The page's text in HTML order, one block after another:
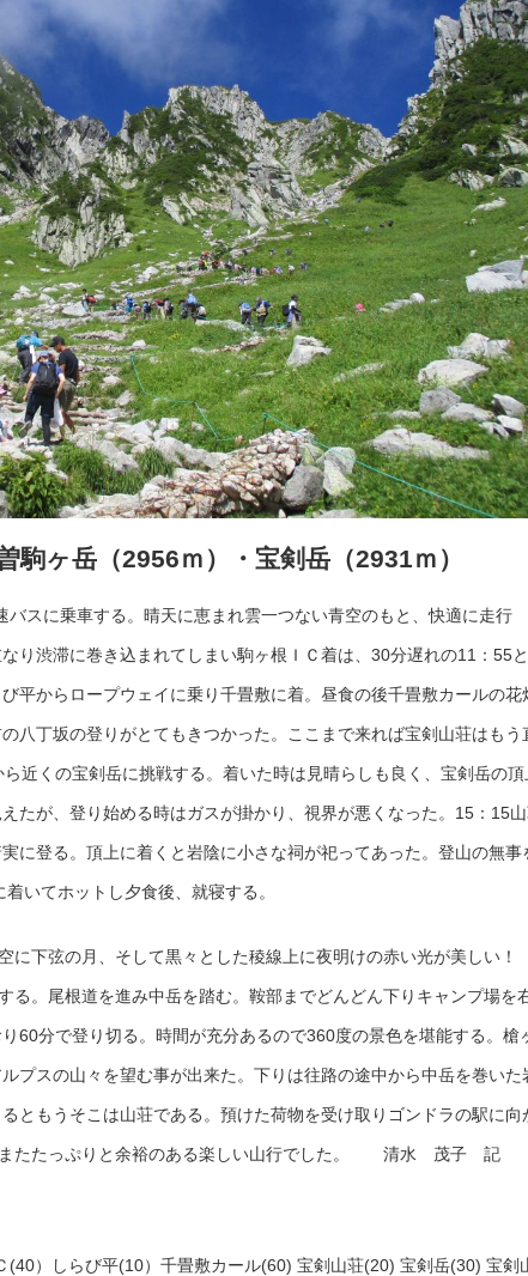
ヶ岳（2956ｍ）・宝剣岳（2931ｍ）
スに乗車する。晴天に恵まれ雲一つない青空のもと、快適に走行
り渋滞に巻き込まれてしまい駒ヶ根ＩＣ着は、30分遅れの11：55と
平からロープウェイに乗り千畳敷に着。昼食の後千畳敷カールの花
八丁坂の登りがとてもきつかった。ここまで来れば宝剣山荘はもう
近くの宝剣岳に挑戦する。着いた時は見晴らしも良く、宝剣岳の頂
たが、登り始める時はガスが掛かり、視界が悪くなった。15：15
に登る。頂上に着くと岩陰に小さな祠が祀ってあった。登山の無事
いてホットし夕食後、就寝する。
に下弦の月、そして黒々とした稜線上に夜明けの赤い光が美しい
る。尾根道を進み中岳を踏む。鞍部までどんどん下りキャンプ場を
60分で登り切る。時間が充分あるので360度の景色を堪能する。槍
プスの山々を望む事が出来た。下りは往路の途中から中岳を巻いた
ともうそこは山荘である。預けた荷物を受け取りゴンドラの駅に向
またたっぷりと余裕のある楽しい山行でした。 清水 茂子 記
）しらび平(10）千畳敷カール(60) 宝剣山荘(20) 宝剣岳(30) 宝剣